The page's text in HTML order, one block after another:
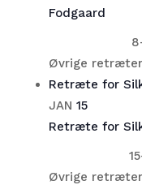
Fodgaard
Øvrige
Retræte for
JAN 15
Retræte for
Øvrige